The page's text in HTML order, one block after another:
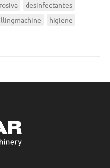
desinfectantes
higiene